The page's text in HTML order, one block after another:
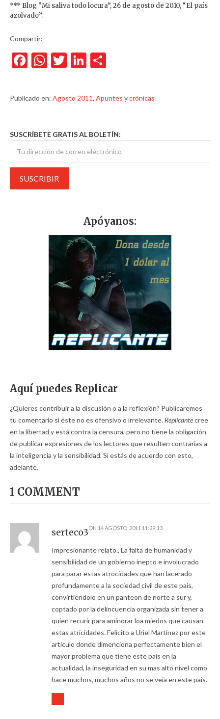
*** Blog “Mi saliva todo locura”, 26 de agosto de 2010, “El país
azolvado”.
Compartir:
Facebook
WhatsApp
TwitterLinkedIn
Publicado en: Agosto 2011, Apuntes y crónicas
SUSCRÍBETE GRATIS AL BOLETÍN:
Apóyanos:
Aquí puedes Replicar
¿Quieres contribuir a la discusión o a la reflexión? Publicaremos
tu comentario si éste no es ofensivo o irrelevante. Replicantecree
en la libertad y está contra la censura, pero no tiene la obligación
de publicar expresiones de los lectores que resulten contrarias a
la inteligencia y la sensibilidad. Si estás de acuerdo con esto,
adelante.
1 COMMENT
serteco3ON 14 AGOSTO, 2011 11:29:13
Impresionante relato., La falta de humanidad y
sensibilidad de un gobierno inepto e involucrado
para parar estas atrocidades que han lacerado
profundamente a la sociedad civil de este pais,
convirtiendolo en un panteon de norte a sur y,
coptado por la delincuencia organizada sin tener a
quien recurir para aminorar loa miedos que causan
estas atricidades. Felicito a Uriel Martinez por este
articulo donde dimenciona perfectamente bien el
mayor problema que tiene este pais en la
actualidad, la inseguridad en su mas alto nivel como
hace muchos, muchos años no se veia en este pais.